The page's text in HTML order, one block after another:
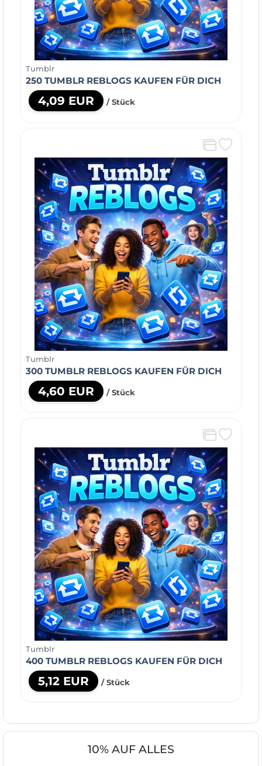
Tumblr
250 TUMBLR REBLOGS KAUFEN FÜR DICH
4,09 EUR / Stück
Tumblr
300 TUMBLR REBLOGS KAUFEN FÜR DICH
4,60 EUR / Stück
Tumblr
400 TUMBLR REBLOGS KAUFEN FÜR DICH
5,12 EUR / Stück
10% AUF ALLES